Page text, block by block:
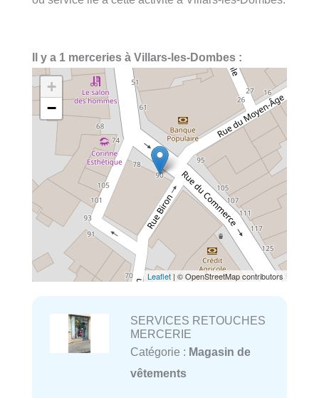
Il y a 1 merceries à Villars-les-Dombes :
+
−
Leaflet | © OpenStreetMap contributors
SERVICES RETOUCHES
MERCERIE
Catégorie : Magasin de
vêtements